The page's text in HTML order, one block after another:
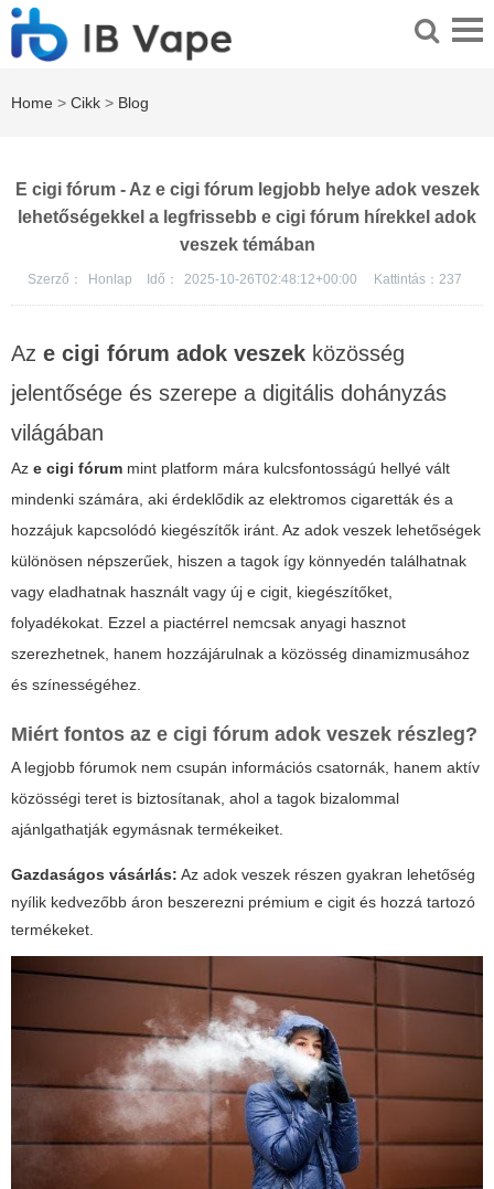
Home > Cikk > Blog
E cigi fórum - Az e cigi fórum legjobb helye adok veszek
lehetőségekkel a legfrissebb e cigi fórum hírekkel adok
veszek témában
Szerző： Honlap Idő： 2025-10-26T02:48:12+00:00 Kattintás： 237
Az e cigi fórum adok veszek közösség
jelentősége és szerepe a digitális dohányzás
világában
Az e cigi fórum mint platform mára kulcsfontosságú hellyé vált
mindenki számára, aki érdeklődik az elektromos cigaretták és a
hozzájuk kapcsolódó kiegészítők iránt. Az adok veszek lehetőségek
különösen népszerűek, hiszen a tagok így könnyedén találhatnak
vagy eladhatnak használt vagy új e cigit, kiegészítőket,
folyadékokat. Ezzel a piactérrel nemcsak anyagi hasznot
szerezhetnek, hanem hozzájárulnak a közösség dinamizmusához
és színességéhez.
Miért fontos az e cigi fórum adok veszek részleg?
A legjobb fórumok nem csupán információs csatornák, hanem aktív
közösségi teret is biztosítanak, ahol a tagok bizalommal
ajánlgathatják egymásnak termékeiket.
Gazdaságos vásárlás: Az adok veszek részen gyakran lehetőség
nyílik kedvezőbb áron beszerezni prémium e cigit és hozzá tartozó
termékeket.